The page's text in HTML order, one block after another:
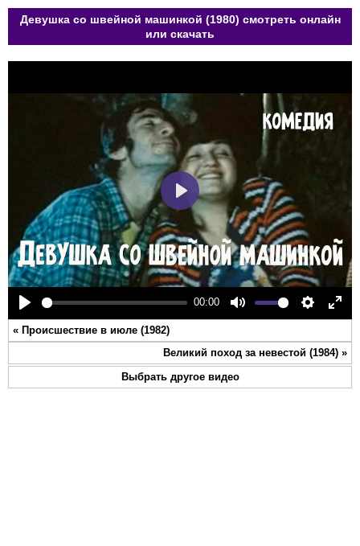
Девушка со швейной машинкой (1980) смотреть онлайн
или скачать
Play
00:00
Mute Settings
Play
« Происшествие в июле (1982)
Великий поход за невестой (1984) »
Выбрать другое видео